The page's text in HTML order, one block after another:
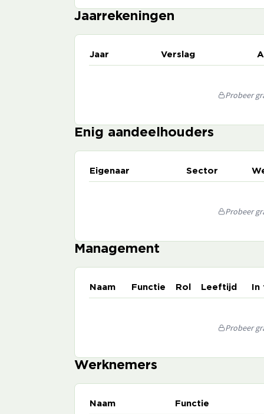
Jaarrekeningen
Jaar Verslag
Probeer
Enig aandeelhouders
Eigenaar Sector
Probeer
Management
Naam Functie Rol Leeftijd
Probeer
Werknemers
Naam Functie